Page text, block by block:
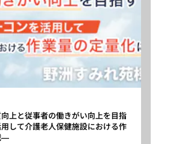
上と従事者の働きがい向上を目指
して介護老人保健施設における作
―